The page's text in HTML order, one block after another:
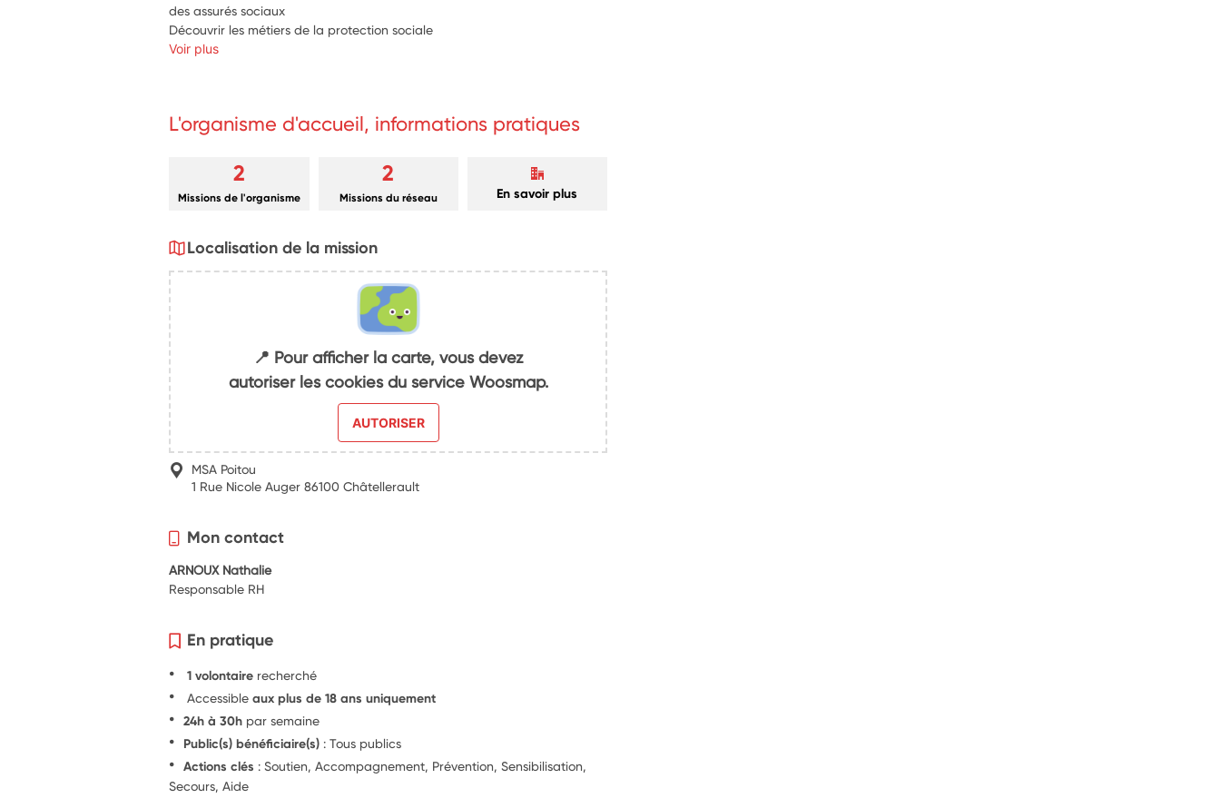
des assurés sociaux
Découvrir les métiers de la protection sociale
Voir plus
L'organisme d'accueil, informations pratiques
2
Missions de l'organisme
2
Missions du réseau En savoir plus
Localisation de la mission
📍 Pour afficher la carte, vous devez
autoriser les cookies du service Woosmap.
AUTORISER
MSA Poitou
1 Rue Nicole Auger 86100 Châtellerault
Mon contact
ARNOUX Nathalie
Responsable RH
En pratique
1 volontaire recherché
Accessibleaux plus de 18 ans uniquement
24h à 30h par semaine
Public(s) bénéficiaire(s) : Tous publics
Actions clés : Soutien, Accompagnement, Prévention, Sensibilisation,
Secours, Aide